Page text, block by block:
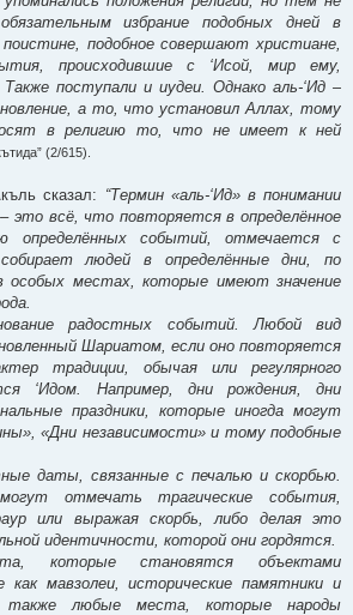
избрание подобных дней в
подобное совершают христиане,
происходившие с ‘Исой, мир ему,
поступали и иудеи. Однако аль-‘Ид –
а то, что установил Аллах, тому
в религию то, что не имеет к ней
(2/615).
сказал: “Термин «аль-‘Ид» в понимании
это всё, что повторяется в определённое
определённых событий, отмечается с
людей в определённые дни, по
особых местах, которые имеют значение
радостных событий. Любой вид
Шариатом, если оно повторяется
традиции, обычая или регулярного
‘Идом. Например, дни рождения, дни
праздники, которые иногда могут
«Дни независимости» и тому подобные
даты, связанные с печалью и скорбью.
отмечать трагические события,
или выражая скорбь, либо делая это
идентичности, которой они гордятся.
которые становятся объектами
как мавзолеи, исторические памятники и
любые места, которые народы